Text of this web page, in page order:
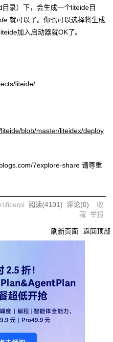
录）下，会生成一个liteide目
就可以了。你也可以选择将生成
加入启动器就OK了。
liteide/
blob/master/liteidex/deploy
7explore-share 请尊重
阅读(4101) 评论(0) 收
藏 举报
刷新页面 返回顶部